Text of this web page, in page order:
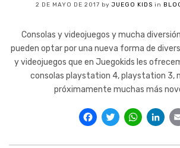
2 DE MAYO DE 2017 by JUEGO KIDS in
Consolas y videojuegos y mucha
pueden optar por una nueva forma de
y videojuegos que en Juegokids les
consolas playstation 4, playstation 3,
próximamente muchas más